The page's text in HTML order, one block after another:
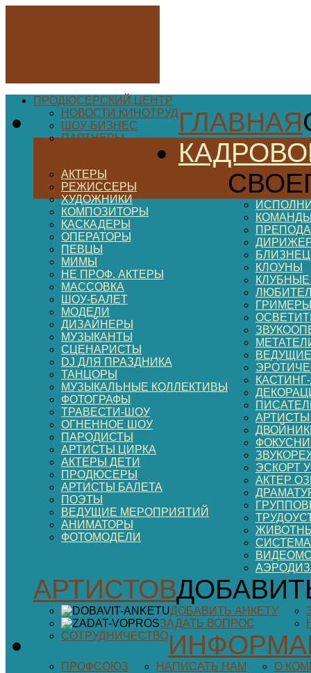
ПРОДЮСЕРСКИЙ ЦЕНТР
ГЛАВНАЯ
НОВОСТИ КИНОТРУД
ШОУ-БИЗНЕС
ПАРТНЕРЫ
АКТЕРЫ
РЕЖИССЕРЫ
ХУДОЖНИКИ
КОМПОЗИТОРЫ
КАСКАДЕРЫ
ОПЕРАТОРЫ
ПЕВЦЫ
МИМЫ
НЕ ПРОФ. АКТЕРЫ
МАССОВКА
ШОУ-БАЛЕТ
МОДЕЛИ
ДИЗАЙНЕРЫ
МУЗЫКАНТЫ
СЦЕНАРИСТЫ
DJ ДЛЯ ПРАЗДНИКА
ТАНЦОРЫ
МУЗЫКАЛЬНЫЕ КОЛЛЕКТИВЫ
ФОТОГРАФЫ
ТРАВЕСТИ-ШОУ
ОГНЕННОЕ ШОУ
ПАРОДИСТЫ
АРТИСТЫ ЦИРКА
АКТЕРЫ ДЕТИ
ПРОДЮСЕРЫ
АРТИСТЫ БАЛЕТА
ПОЭТЫ
ВЕДУЩИЕ МЕРОПРИЯТИЙ
АНИМАТОРЫ
ФОТОМОДЕЛИ
КЛОУНЫ
КЛУБНЫЕ
ГРИМЕРЫ
ЭСКОРТ
АКТЕР
АРТИСТОВ
ДОБАВИТЬ АНКЕТУ
ЗАДАТЬ ВОПРОС
СОТРУДНИЧЕСТВО
ПРОФСОЮЗ НАПИСАТЬ НАМ О